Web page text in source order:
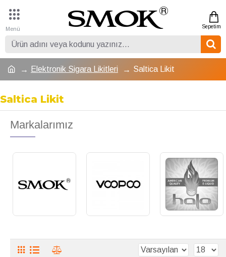
Elektronik Sigara Likitleri Saltica Likit
Saltica Likit
Markalarımız